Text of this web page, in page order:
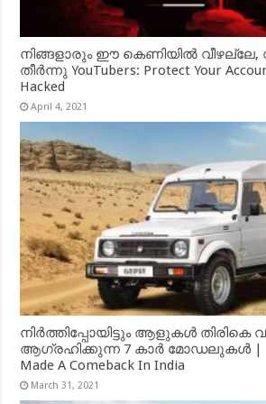
നിങ്ങളാരും ഈ കെണിയിൽ
തീർന്നു YouTubers: Protect Your
Hacked
April 4, 2021
നിർത്തിപ്പോയിട്ടും ആളുകൾ തിരികെ
ആഗ്രഹിക്കുന്ന 7 കാർ മോഡലുകൾ | 7
Made A Comeback In India
March 31, 2021